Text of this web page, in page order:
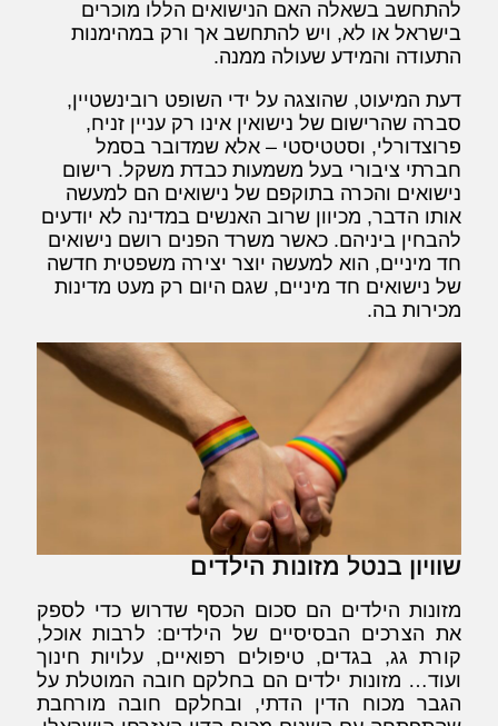
להתחשב בשאלה האם הנישואים הללו מוכרים
בישראל או לא, ויש להתחשב אך ורק במהימנות
התעודה והמידע שעולה ממנה.
דעת המיעוט, שהוצגה על ידי השופט רובינשטיין,
סברה שהרישום של נישואין אינו רק עניין זניח,
פרוצדורלי, וסטטיסטי – אלא שמדובר בסמל
חברתי ציבורי בעל משמעות כבדת משקל. רישום
נישואים והכרה בתוקפם של נישואים הם למעשה
אותו הדבר, מכיוון שרוב האנשים במדינה לא יודעים
להבחין ביניהם. כאשר משרד הפנים רושם נישואים
חד מיניים, הוא למעשה יוצר יצירה משפטית חדשה
של נישואים חד מיניים, שגם היום רק מעט מדינות
מכירות בה.
שוויון בנטל מזונות הילדים
מזונות הילדים הם סכום הכסף שדרוש כדי לספק
את הצרכים הבסיסיים של הילדים: לרבות אוכל,
קורת גג, בגדים, טיפולים רפואיים, עלויות חינוך
ועוד… מזונות ילדים הם בחלקם חובה המוטלת על
הגבר מכוח הדין הדתי, ובחלקם חובה מורחבת